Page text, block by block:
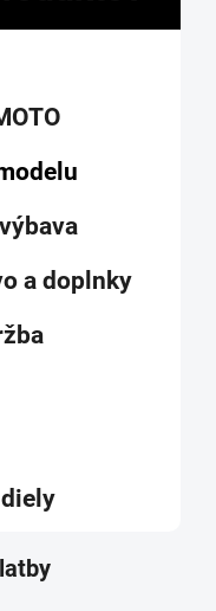
a doplnky